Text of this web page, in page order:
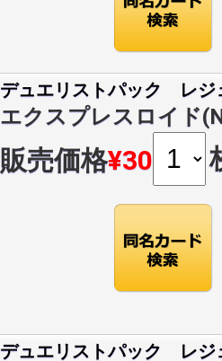
デュエリストパック レジ
エクスプレスロイド
販売価格¥30
デュエリストパック レジ